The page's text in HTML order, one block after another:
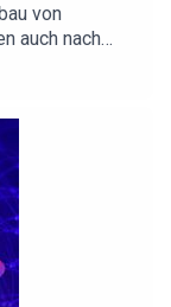
von
auch nach
gibt dort
braucht es
Geldes bleibt